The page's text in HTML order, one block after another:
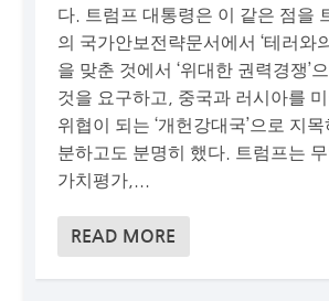
다. 트럼프 대통령은 이 같은 점을
의 국가안보전략문서에서 ‘테러와
을 맞춘 것에서 ‘위대한 권력경쟁’
것을 요구하고, 중국과 러시아를 미
위협이 되는 ‘개헌강대국’으로 지
분하고도 분명히 했다. 트럼프는
가치평가,...
READ MORE